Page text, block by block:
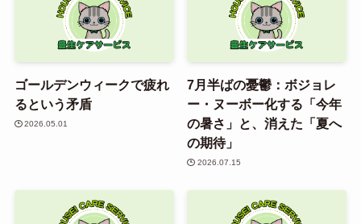
ゴールデンウィークで疲れ
るという矛盾
2026.05.01
7月半ばの憂鬱：ボジョレ
ー・ヌーボー化する「今年
の暑さ」と、消えた「夏へ
の期待」
2026.07.15